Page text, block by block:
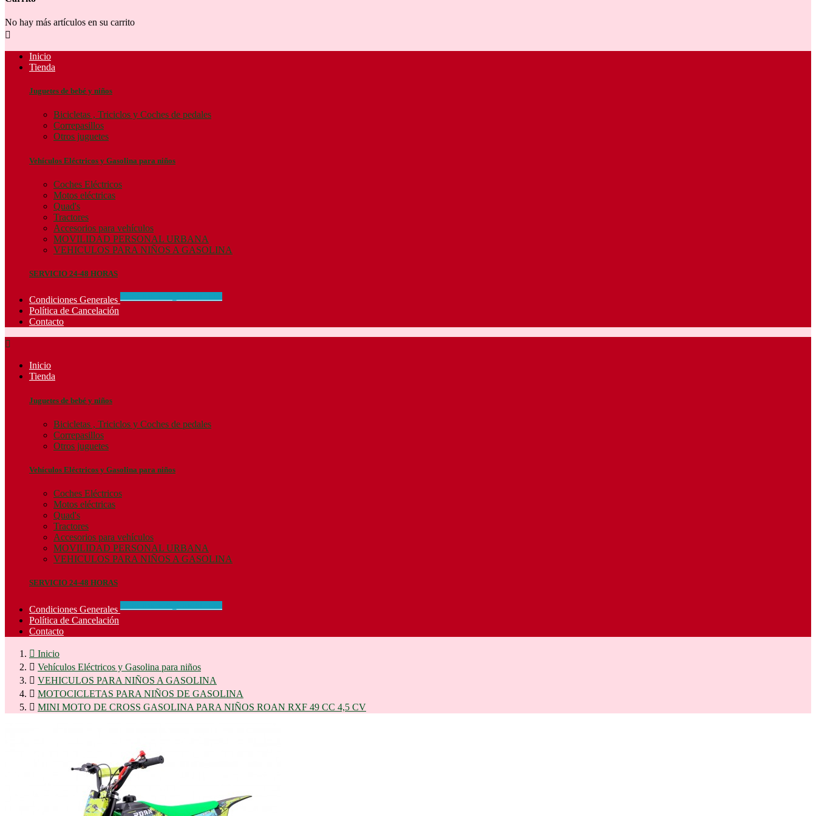
No hay más artículos en su carrito

Inicio
Tienda
Juguetes de bebé y niños
Bicicletas , Triciclos y Coches de pedales
Correpasillos
Otros juguetes
Vehículos Eléctricos y Gasolina para niños
Coches Eléctricos
Motos eléctricas
Quad's
Tractores
Accesorios para vehículos
MOVILIDAD PERSONAL URBANA
VEHICULOS PARA NIÑOS A GASOLINA
SERVICIO 24-48 HORAS
Condiciones Generales
Política de Cancelación
Contacto

Inicio
Tienda
Juguetes de bebé y niños
Bicicletas , Triciclos y Coches de pedales
Correpasillos
Otros juguetes
Vehículos Eléctricos y Gasolina para niños
Coches Eléctricos
Motos eléctricas
Quad's
Tractores
Accesorios para vehículos
MOVILIDAD PERSONAL URBANA
VEHICULOS PARA NIÑOS A GASOLINA
SERVICIO 24-48 HORAS
Condiciones Generales
Política de Cancelación
Contacto
 Inicio
 Vehículos Eléctricos y Gasolina para niños
 VEHICULOS PARA NIÑOS A GASOLINA
 MOTOCICLETAS PARA NIÑOS DE GASOLINA
 MINI MOTO DE CROSS GASOLINA PARA NIÑOS ROAN RXF 49 CC 4,5 CV